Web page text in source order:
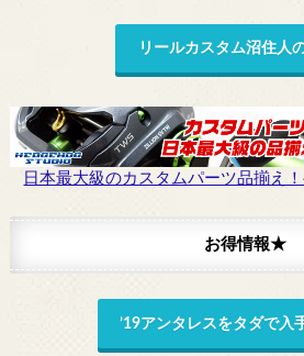
リールカスタム沼住人
日本最大級のカスタムパーツ品揃え
お得情報★
’19アンタレスをタダで入